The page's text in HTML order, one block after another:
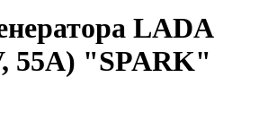
LADA
55A) "SPARK"